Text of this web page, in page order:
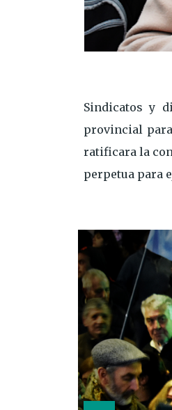
Sindicatos y
provincial
ratificara la
perpetua para